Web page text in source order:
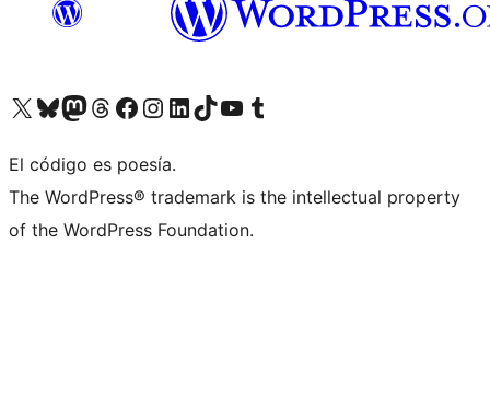
Visit our X (formerly Twitter) account
Visit our Bluesky account
Visit our Mastodon account
Visit our Threads account
Visita nuestra página de Facebook
Visita nuestra cuenta de Instagram
Visita nuestra cuenta de LinkedIn
Visit our TikTok account
Visita nuestro canal de YouTube
Visit our Tumblr account
El código es poesía.
The WordPress® trademark is the intellectual property
of the WordPress Foundation.